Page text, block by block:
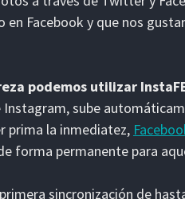
Facebook y que nos
podemos utilizar
Instagram, sube
prima la inmediatez,
forma permanente para
sincronización de